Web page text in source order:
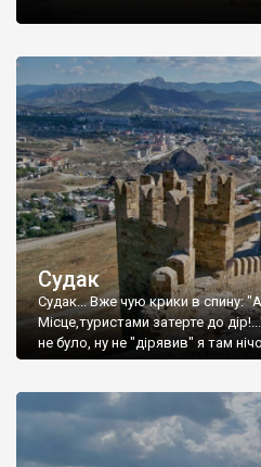
Судак
Судак... Вже чую крики в спину:
Місце,туристами затерте до
не було, ну не "дірявив" я там